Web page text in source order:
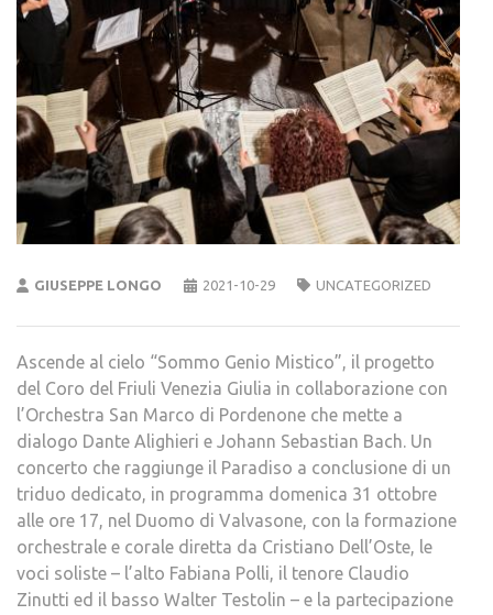
GIUSEPPE LONGO 2021-10-29 UNCATEGORIZED
Ascende al cielo “Sommo Genio Mistico”, il progetto
del Coro del Friuli Venezia Giulia in collaborazione con
l’Orchestra San Marco di Pordenone che mette a
dialogo Dante Alighieri e Johann Sebastian Bach. Un
concerto che raggiunge il Paradiso a conclusione di un
triduo dedicato, in programma domenica 31 ottobre
alle ore 17, nel Duomo di Valvasone, con la formazione
orchestrale e corale diretta da Cristiano Dell’Oste, le
voci soliste – l’alto Fabiana Polli, il tenore Claudio
Zinutti ed il basso Walter Testolin – e la partecipazione